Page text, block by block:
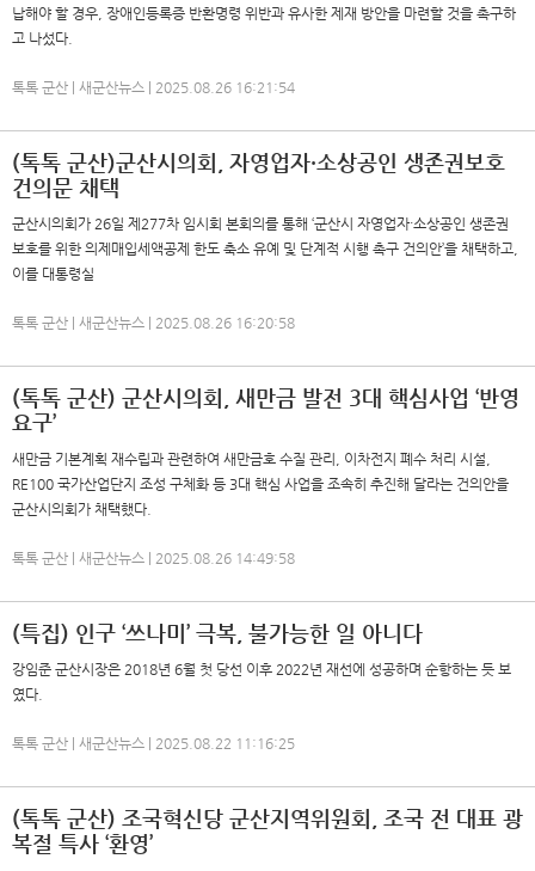
납해야 할 경우, 장애인등록증 반환명령 위반과 유사한 제재 방안을 마련할 것을 촉구하
고 나섰다.
톡톡 군산 | 새군산뉴스 | 2025.08.26 16:21:54
(톡톡 군산)군산시의회, 자영업자·소상공인 생존권보호
건의문 채택
군산시의회가 26일 제277차 임시회 본회의를 통해 ‘군산시 자영업자·소상공인 생존권
보호를 위한 의제매입세액공제 한도 축소 유예 및 단계적 시행 촉구 건의안’을 채택하고,
이를 대통령실
톡톡 군산 | 새군산뉴스 | 2025.08.26 16:20:58
(톡톡 군산) 군산시의회, 새만금 발전 3대 핵심사업 ‘반영
요구’
새만금 기본계획 재수립과 관련하여 새만금호 수질 관리, 이차전지 폐수 처리 시설,
RE100 국가산업단지 조성 구체화 등 3대 핵심 사업을 조속히 추진해 달라는 건의안을
군산시의회가 채택했다.
톡톡 군산 | 새군산뉴스 | 2025.08.26 14:49:58
(특집) 인구 ‘쓰나미’ 극복, 불가능한 일 아니다
강임준 군산시장은 2018년 6월 첫 당선 이후 2022년 재선에 성공하며 순항하는 듯 보
였다.
톡톡 군산 | 새군산뉴스 | 2025.08.22 11:16:25
(톡톡 군산) 조국혁신당 군산지역위원회, 조국 전 대표 광
복절 특사 ‘환영’